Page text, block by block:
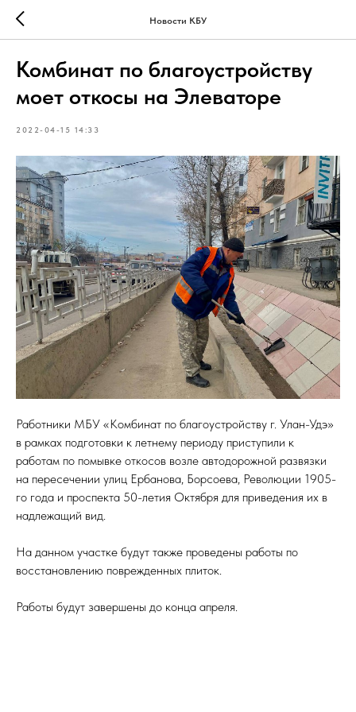
Новости КБУ
Комбинат по благоустройству
моет откосы на Элеваторе
2022-04-15 14:33
Работники МБУ «Комбинат по благоустройству г. Улан-Удэ»
в рамках подготовки к летнему периоду приступили к
работам по помывке откосов возле автодорожной развязки
на пересечении улиц Ербанова, Борсоева, Революции 1905-
го года и проспекта 50-летия Октября для приведения их в
надлежащий вид.
На данном участке будут также проведены работы по
восстановлению поврежденных плиток.
Работы будут завершены до конца апреля.